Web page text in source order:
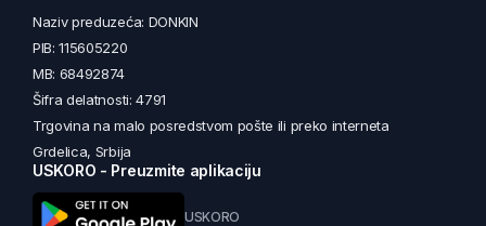
Naziv preduzeća: DONKIN
PIB: 115605220
MB: 68492874
Šifra delatnosti: 4791
Trgovina na malo posredstvom pošte ili preko interneta
Grdelica, Srbija
USKORO - Preuzmite aplikaciju
USKORO